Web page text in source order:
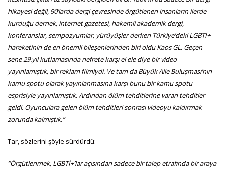
hikayesi değil, 90’larda dergi çevresinde örgütlenen insanların ilerde
kurduğu dernek, internet gazetesi, hakemli akademik dergi,
konferanslar, sempozyumlar, yürüyüşler derken Türkiye’deki LGBTİ+
hareketinin de en önemli bileşenlerinden biri oldu Kaos GL. Geçen
sene 29.yıl kutlamasında nefrete karşı el ele diye bir video
yayınlamıştık, bir reklam filmiydi. Ve tam da Büyük Aile Buluşması’nın
kamu spotu olarak yayınlanmasına karşı bunu bir kamu spotu
esprisiyle yayınlamıştık. Ardından ölüm tehditlerine varan tehditler
geldi. Oyunculara gelen ölüm tehditleri sonrası videoyu kaldırmak
zorunda kalmıştık.”
Tar, sözlerini şöyle sürdürdü:
“Örgütlenmek, LGBTİ+’lar açısından sadece bir talep etrafında bir araya